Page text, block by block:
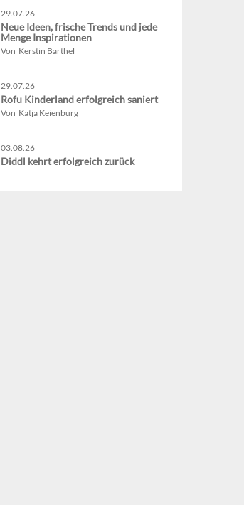
29.07.26
Neue Ideen, frische Trends und jede
Menge Inspirationen
Von Kerstin Barthel
29.07.26
Rofu Kinderland erfolgreich saniert
Von Katja Keienburg
03.08.26
Diddl kehrt erfolgreich zurück